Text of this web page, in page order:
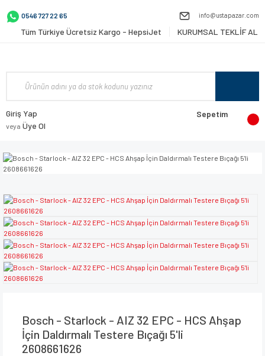
0546 727 22 65 info@ustapazar.com
Tüm Türkiye Ücretsiz Kargo - HepsiJet KURUMSAL TEKLİF AL
Giriş Yap
veya Üye Ol
Sepetim
Bosch - Starlock - AIZ 32 EPC - HCS Ahşap
İçin Daldırmalı Testere Bıçağı 5'li
2608661626